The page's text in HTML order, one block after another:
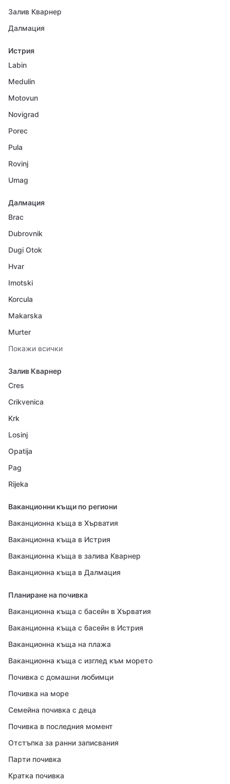
Залив Кварнер
Далмация
Истрия
Labin
Medulin
Motovun
Novigrad
Porec
Pula
Rovinj
Umag
Далмация
Brac
Dubrovnik
Dugi Otok
Hvar
Imotski
Korcula
Makarska
Murter
Покажи всички
Залив Кварнер
Cres
Crikvenica
Krk
Losinj
Opatija
Pag
Rijeka
Ваканционни къщи по региони
Ваканционна къща в Хърватия
Ваканционна къща в Истрия
Ваканционна къща в залива Кварнер
Ваканционна къща в Далмация
Планиране на почивка
Ваканционна къща с басейн в Хърватия
Ваканционна къща с басейн в Истрия
Ваканционна къща на плажа
Ваканционна къща с изглед към морето
Почивка с домашни любимци
Почивка на море
Семейна почивка с деца
Почивка в последния момент
Отстъпка за ранни записвания
Парти почивка
Кратка почивка